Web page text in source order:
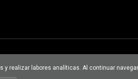
y realizar labores analíticas. Al continuar